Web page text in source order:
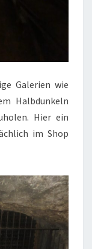
Galerien wie
Halbdunkeln
Hier ein
im Shop